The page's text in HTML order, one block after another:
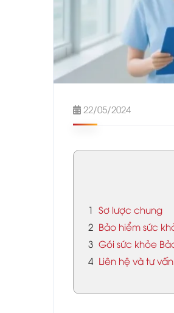
22/05/2024
1 Sơ lược chung
2 Bảo hiểm sức
3 Gói sức khỏe
4 Liên hệ và tư vấn